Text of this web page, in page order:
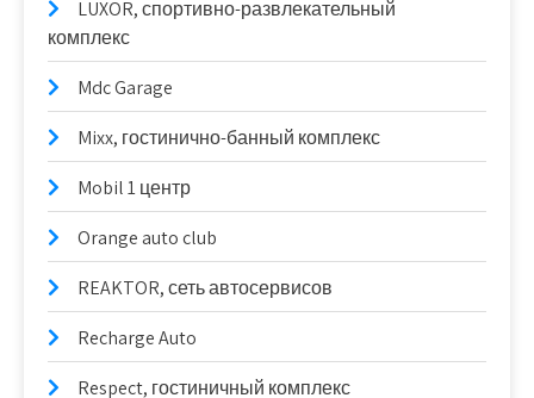
LUXOR, спортивно-развлекательный
комплекс
Mdc Garage
Mixx, гостинично-банный комплекс
Mobil 1 центр
Orange auto club
REAKTOR, сеть автосервисов
Recharge Auto
Respect, гостиничный комплекс